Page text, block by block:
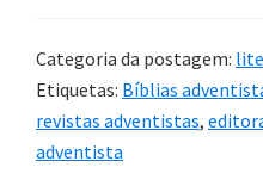
Categoria da postagem:
Etiquetas: Bíblias
revistas adventistas,
adventista